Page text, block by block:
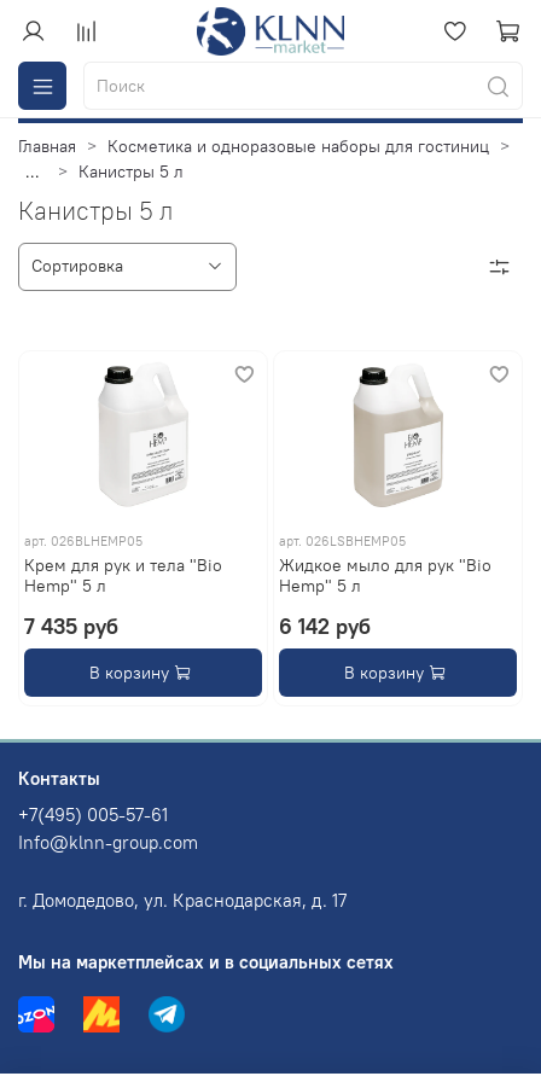
Главная
Косметика и одноразовые наборы для гостиниц
...
Канистры 5 л
Канистры 5 л
арт. 026BLHEMP05
Крем для рук и тела "Bio
Hemp" 5 л
7 435 руб
В корзину
арт. 026LSBHEMP05
Жидкое мыло для рук "Bio
Hemp" 5 л
6 142 руб
В корзину
Контакты
+7(495) 005-57-61
Info@klnn-group.com
г. Домодедово, ул. Краснодарская, д. 17
Мы на маркетплейсах и в социальных сетях